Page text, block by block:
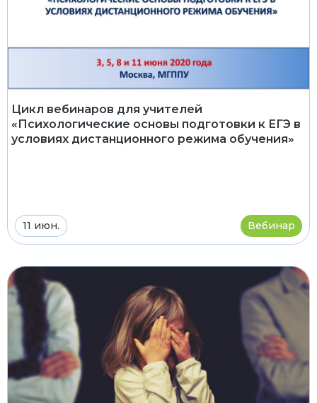
Цикл вебинаров для учителей
«Психологические основы подготовки к ЕГЭ в
условиях дистанционного режима обучения»
11 июн. Вебинар